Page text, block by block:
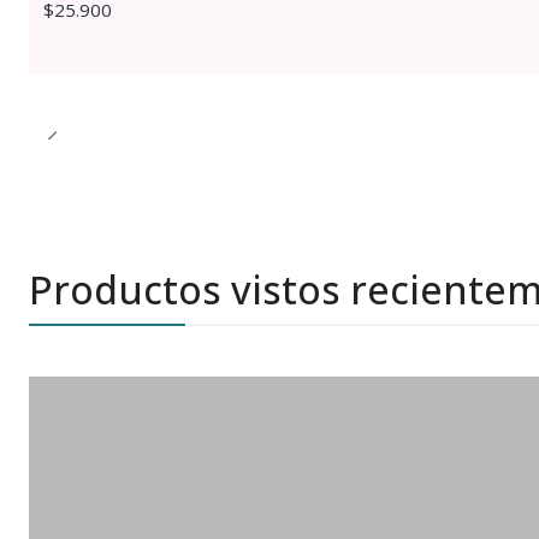
$25.900
Productos vistos